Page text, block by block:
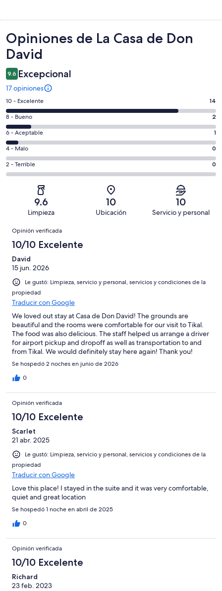
Opiniones
Opiniones de La Casa de Don
David
9.6 Excepcional
17 opiniones
Puntuación
de
10,
es
decir,
Excelente.
Basada
en
opiniones
10 - Excelente 14
Puntuación
de
8,
es
decir,
Bueno.
opiniones
8 - Bueno 2
Puntuación
de
6,
es
decir,
Aceptable.
de
opiniones
6 - Aceptable 1
Puntuación
de
4,
Basada
de
opiniones
4 - Malo 0
Puntuación
de
Terrible.
Basada
de
opiniones
2 - Terrible 0
9.6
Limpieza
10
Ubicación
10
Servicio y personal
Opiniones
Opinión verificada
10/10 Excelente
David
15 jun. 2026
Le gustó: Limpieza, servicio y personal, servicios y condiciones de la
propiedad
Traducir con Google
We loved out stay at Casa de Don David! The grounds are
beautiful and the rooms were comfortable for our visit to Tikal.
The food was also delicious. The staff helped us arrange a driver
for airport pickup and dropoff as well as transportation to and
from Tikal. We would definitely stay here again! Thank you!
Se hospedó 2 noches en junio de 2026
0
Opinión verificada
10/10 Excelente
Scarlet
21 abr. 2025
Le gustó: Limpieza, servicio y personal, servicios y condiciones de la
propiedad
Traducir con Google
Love this place! I stayed in the suite and it was very comfortable,
quiet and great location
Se hospedó 1 noche en abril de 2025
0
Opinión verificada
10/10 Excelente
Richard
23 feb. 2023